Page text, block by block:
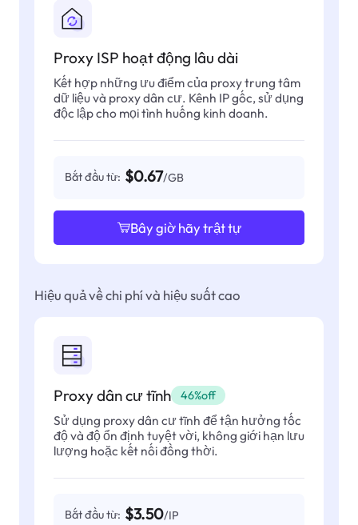
Proxy ISP hoạt động lâu dài
Kết hợp những ưu điểm của proxy trung tâm
dữ liệu và proxy dân cư. Kênh IP gốc, sử dụng
độc lập cho mọi tình huống kinh doanh.
Bắt đầu từ: $0.67/GB
Bây giờ hãy trật tự
Hiệu quả về chi phí và hiệu suất cao
Proxy dân cư tĩnh 46%off
Sử dụng proxy dân cư tĩnh để tận hưởng tốc
độ và độ ổn định tuyệt vời, không giới hạn lưu
lượng hoặc kết nối đồng thời.
Bắt đầu từ: $3.50/IP